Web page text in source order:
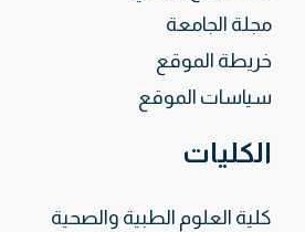
مجلة الجامعة
خريطة الموقع
سياسات الموقع
الكليات
كلية العلوم الطبية والصحية